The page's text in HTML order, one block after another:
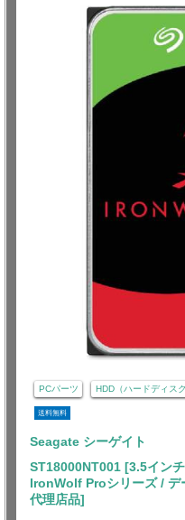
PCパーツ HDD（ハードディスク
送料無料
Seagate シーゲイト
ST18000NT001 [3.5イン
IronWolf Proシリーズ / デ
代理店品]